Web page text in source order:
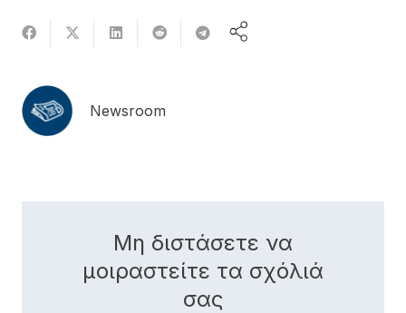
Newsroom
Μη διστάσετε να
μοιραστείτε τα σχόλιά
σας